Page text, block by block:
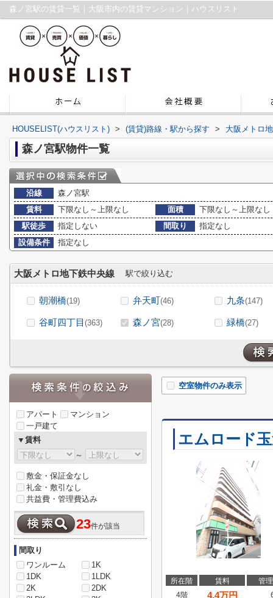
森ノ宮駅の賃貸一覧｜大阪市内の賃貸マンション｜ハウスリスト
HOUSELIST(ハウスリスト) > (賃貸)路線・駅から探す > 大阪メトロ
森ノ宮駅物件一覧
沿線
森ノ宮駅
賃料
下限なし～上限なし 面積
下限なし～上限なし
駅徒歩
指定しない 間取り
指定なし
設備条件
指定なし
大阪メトロ地下鉄中央線 駅で絞り込む
朝潮橋(19) 弁天町(46) 九条(147)
谷町四丁目 (363) 森ノ宮(28) 緑橋(27)
空室物件のみ表示
エムロード
所在階 賃料
管
4階
4.4万円
アパート
マンション
一戸建て
▼賃料
～
敷金・保証金なし
礼金・敷引なし
共益費・管理費込み
23件が該当
間取り
ワンルーム
1K
1DK
1LDK
2K
2DK